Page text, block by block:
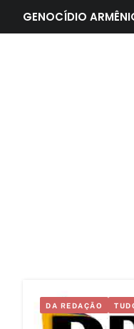
para
GENOCÍDIO
DA REDAÇÃO